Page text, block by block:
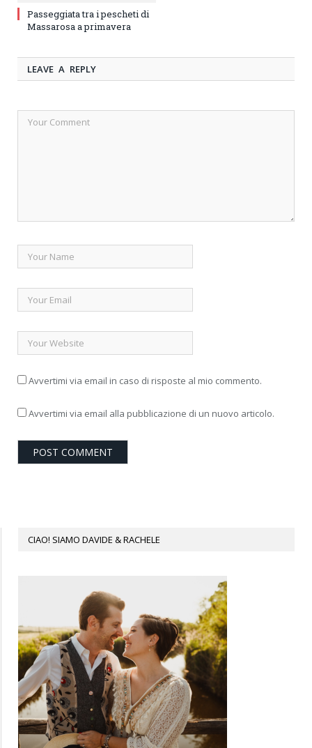
Passeggiata tra i pescheti di
Massarosa a primavera
LEAVE A REPLY
Avvertimi via email in caso di risposte al mio commento.
Avvertimi via email alla pubblicazione di un nuovo articolo.
CIAO! SIAMO DAVIDE & RACHELE